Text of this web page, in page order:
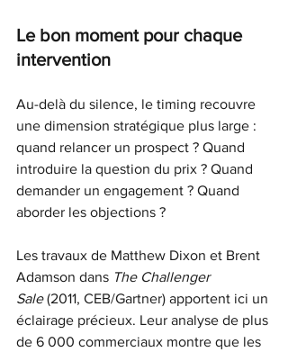
Le bon moment pour chaque
intervention
Au-delà du silence, le timing recouvre
une dimension stratégique plus large :
quand relancer un prospect ? Quand
introduire la question du prix ? Quand
demander un engagement ? Quand
aborder les objections ?
Les travaux de Matthew Dixon et Brent
Adamson dans The Challenger
Sale (2011, CEB/Gartner) apportent ici un
éclairage précieux. Leur analyse de plus
de 6 000 commerciaux montre que les